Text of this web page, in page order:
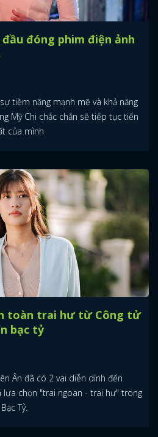
đóng phim điện ảnh
tiềm năng mạnh mẽ và khả năng
Mỹ Chi chắc chắn sẽ tiếp tục tiến
của mình
toàn trai hư từ Công tử
bạc tỷ
Ân đã có 2 vai diễn dính đến
lựa chọn "trai ngoan - trai hư" trong
Tỷ.